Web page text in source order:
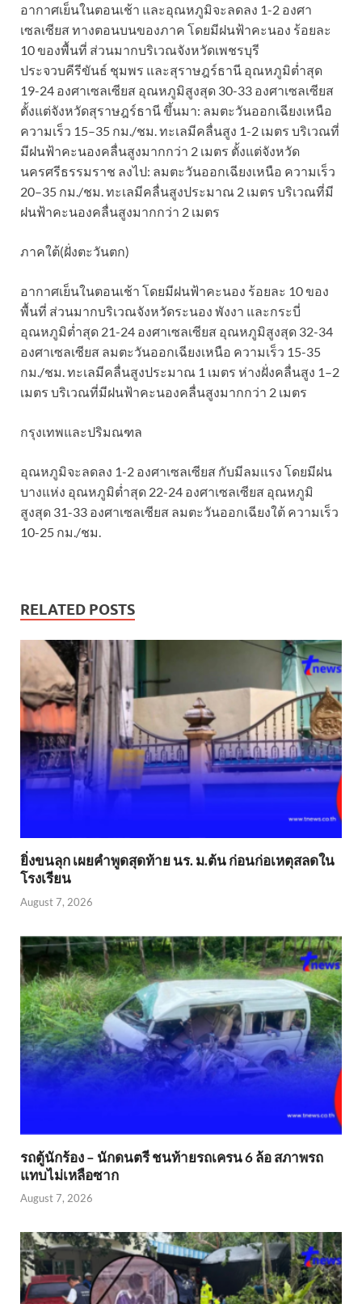
อากาศเย็นในตอนเช้า และอุณหภูมิจะลดลง 1-2 องศา
เซลเซียส ทางตอนบนของภาค โดยมีฝนฟ้าคะนอง ร้อยละ
10 ของพื้นที่ ส่วนมากบริเวณจังหวัดเพชรบุรี
ประจวบคีรีขันธ์ ชุมพร และสุราษฎร์ธานี อุณหภูมิต่ำสุด
19-24 องศาเซลเซียส อุณหภูมิสูงสุด 30-33 องศาเซลเซียส
ตั้งแต่จังหวัดสุราษฎร์ธานี ขึ้นมา: ลมตะวันออกเฉียงเหนือ
ความเร็ว 15–35 กม./ชม. ทะเลมีคลื่นสูง 1-2 เมตร บริเวณที่
มีฝนฟ้าคะนองคลื่นสูงมากกว่า 2 เมตร ตั้งแต่จังหวัด
นครศรีธรรมราช ลงไป: ลมตะวันออกเฉียงเหนือ ความเร็ว
20–35 กม./ชม. ทะเลมีคลื่นสูงประมาณ 2 เมตร บริเวณที่มี
ฝนฟ้าคะนองคลื่นสูงมากกว่า 2 เมตร
ภาคใต้(ฝั่งตะวันตก)
อากาศเย็นในตอนเช้า โดยมีฝนฟ้าคะนอง ร้อยละ 10 ของ
พื้นที่ ส่วนมากบริเวณจังหวัดระนอง พังงา และกระบี่
อุณหภูมิต่ำสุด 21-24 องศาเซลเซียส อุณหภูมิสูงสุด 32-34
องศาเซลเซียส ลมตะวันออกเฉียงเหนือ ความเร็ว 15-35
กม./ชม. ทะเลมีคลื่นสูงประมาณ 1 เมตร ห่างฝั่งคลื่นสูง 1–2
เมตร บริเวณที่มีฝนฟ้าคะนองคลื่นสูงมากกว่า 2 เมตร
กรุงเทพและปริมณฑล
อุณหภูมิจะลดลง 1-2 องศาเซลเซียส กับมีลมแรง โดยมีฝน
บางแห่ง อุณหภูมิต่ำสุด 22-24 องศาเซลเซียส อุณหภูมิ
สูงสุด 31-33 องศาเซลเซียส ลมตะวันออกเฉียงใต้ ความเร็ว
10-25 กม./ชม.
RELATED POSTS
ยิ่งขนลุก เผยคำพูดสุดท้าย นร. ม.ต้น ก่อนก่อเหตุสลดใน
โรงเรียน
August 7, 2026
รถตู้นักร้อง – นักดนตรี ชนท้ายรถเครน 6 ล้อ สภาพรถ
แทบไม่เหลือซาก
August 7, 2026